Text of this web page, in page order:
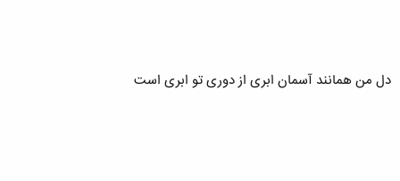
دل من همانند آسمان ابری از دوری تو ابری است